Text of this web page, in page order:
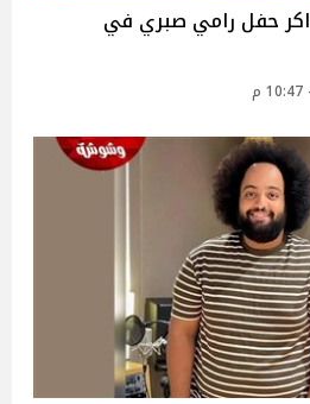
حفل رامي صبري في